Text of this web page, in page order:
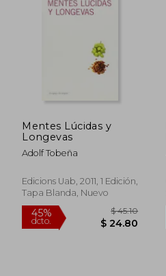
45%
dcto. $ 17.12
Mentes Lúcidas y
Longevas
Adolf Tobeña
Edicions Uab, 2011, 1 Edición,
Tapa Blanda, Nuevo